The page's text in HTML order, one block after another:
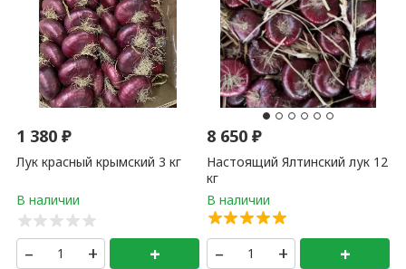
1 380₽
Лук красный крымский 3 кг
– + +
8 650₽
Настоящий Ялтинский лук 12
кг
– + +